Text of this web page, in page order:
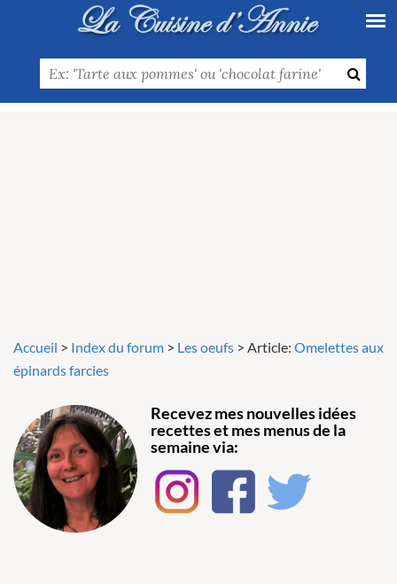
Accueil > Index du forum > Les oeufs > Article: Omelettes aux
épinards farcies
Recevez mes nouvelles idées
recettes et mes menus de la
semaine via: